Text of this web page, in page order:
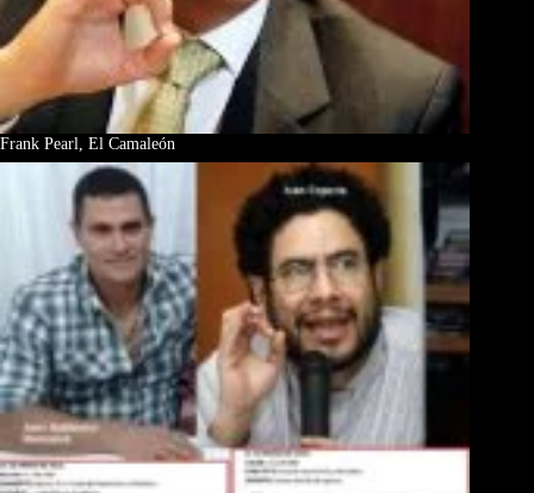
Frank Pearl, El Camaleón